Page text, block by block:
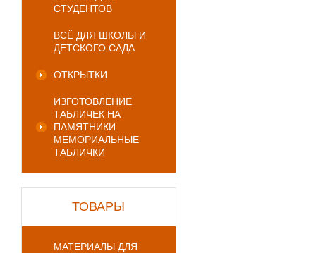
СТУДЕНТОВ
ВСЁ ДЛЯ ШКОЛЫ И
ДЕТСКОГО САДА
ОТКРЫТКИ
ИЗГОТОВЛЕНИЕ
ТАБЛИЧЕК НА
ПАМЯТНИКИ
МЕМОРИАЛЬНЫЕ
ТАБЛИЧКИ
ТОВАРЫ
МАТЕРИАЛЫ ДЛЯ